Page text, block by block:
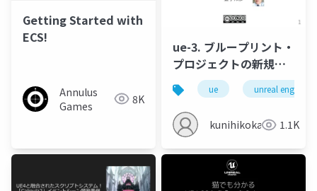
Getting Started with
ECS!
Annulus
Games
8K
ue-3. ブループリント・
プロジェクトの新規作
成
ue unreal engine
kunihikokaneko1.1K